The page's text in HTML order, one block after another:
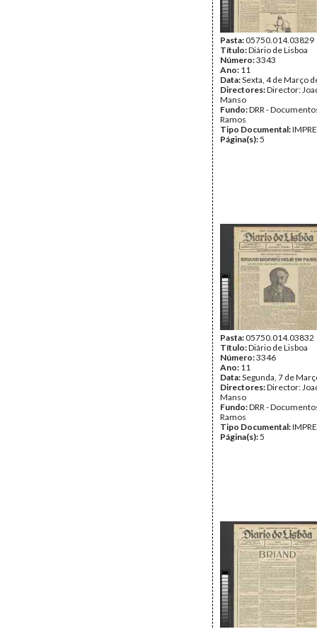
Pasta:05750.014.03829
Título:Diário de Lisboa
Número:3343
Ano: 11
Data:Sexta, 4 de Março
Directores:Director:
Manso
Fundo:DRR -
Ramos
Tipo Documental:
Página(s):5
Pasta:05750.014.03832
Título:Diário de Lisboa
Número:3346
Ano: 11
Data:Segunda, 7 de
Directores:Director:
Manso
Fundo:DRR -
Ramos
Tipo Documental:
Página(s):5